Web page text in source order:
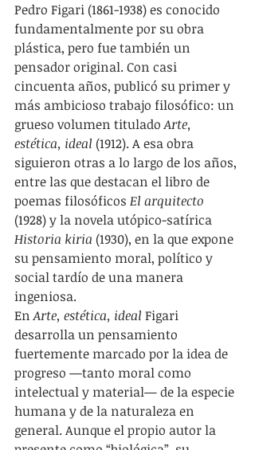
Pedro Figari (1861-1938) es conocido
fundamentalmente por su obra
plástica, pero fue también un
pensador original. Con casi
cincuenta años, publicó su primer y
más ambicioso trabajo filosófico: un
grueso volumen titulado Arte,
estética, ideal (1912). A esa obra
siguieron otras a lo largo de los años,
entre las que destacan el libro de
poemas filosóficos El arquitecto
(1928) y la novela utópico-satírica
Historia kiria (1930), en la que expone
su pensamiento moral, político y
social tardío de una manera
ingeniosa.
En Arte, estética, ideal Figari
desarrolla un pensamiento
fuertemente marcado por la idea de
progreso —tanto moral como
intelectual y material— de la especie
humana y de la naturaleza en
general. Aunque el propio autor la